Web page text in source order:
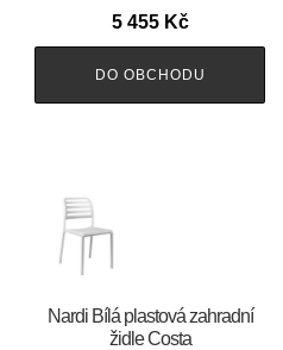
5 455 Kč
DO OBCHODU
Nardi Bílá plastová zahradní
židle Costa